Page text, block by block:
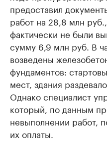
предоставил
работ на 28,8 млн
фактически не были
сумму 6,9 млн руб. В
возведены
фундаментов:
мест, здания
Однако специалист
который, по данным
невыполнении работ,
их оплаты.